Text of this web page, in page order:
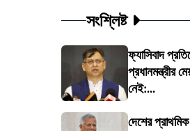
সংশ্লিষ্ট
ফ্যাসিবাদ
প্রধানমন্ত্রীর
নেই:...
দেশের